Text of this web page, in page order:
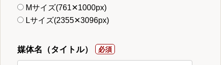
Mサイズ(761✕1000px)
Lサイズ(2355✕3096px)
媒体名（タイトル）